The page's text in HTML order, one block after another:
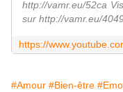
http://vamr.eu/52ca
sur http://vamr.eu/4049
#Amour #Bien-être